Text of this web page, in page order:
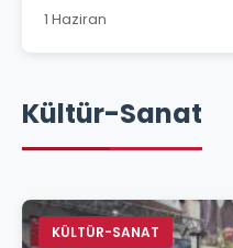
1 Haziran
Kültür-Sanat
KÜLTÜR-SANAT